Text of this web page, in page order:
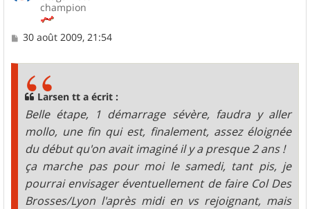
champion
M
30 août 2009, 21:54
Larsen tt a écrit :
Belle étape, 1 démarrage sévère, faudra y aller
mollo, une fin qui est, finalement, assez éloignée
du début qu'on avait imaginé il y a presque 2 ans !
ça marche pas pour moi le samedi, tant pis, je
pourrai envisager éventuellement de faire Col Des
Brosses/Lyon l'après midi en vs rejoignant, mais